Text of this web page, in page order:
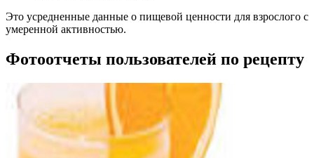
Это усредненные данные о пищевой ценности для взрослого с
умеренной активностью.
Фотоотчеты пользователей по рецепту